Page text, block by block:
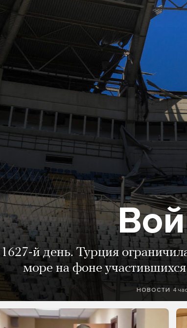
1627-й день. Турция
море на фоне
НОВОСТИ 4